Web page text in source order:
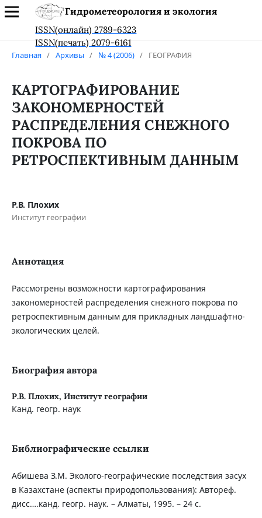
Гидрометеорология и экология
ISSN(онлайн) 2789-6323
ISSN(печать) 2079-6161
Главная / Архивы / № 4 (2006) / ГЕОГРАФИЯ
КАРТОГРАФИРОВАНИЕ
ЗАКОНОМЕРНОСТЕЙ
РАСПРЕДЕЛЕНИЯ СНЕЖНОГО
ПОКРОВА ПО
РЕТРОСПЕКТИВНЫМ ДАННЫМ
Р.В. Плохих
Институт географии
Аннотация
Рассмотрены возможности картографирования
закономерностей распределения снежного покрова по
ретроспективным данным для прикладных ландшафтно-
экологических целей.
Биография автора
Р.В. Плохих, Институт географии
Канд. геогр. наук
Библиографические ссылки
Абишева З.М. Эколого-географические последствия засух
в Казахстане (аспекты природопользования): Автореф.
дисс….канд. геогр. наук. – Алматы, 1995. – 24 с.